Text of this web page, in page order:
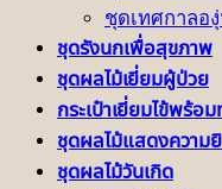
ชุดเทศกาลอ
ชุดรังนกเพื่อสุขภาพ
ชุดผลไม้เยี่ยมผู้ป่วย
กระเป๋าเยี่ยมไข้พร้อ
ชุดผลไม้แสดงความ
ชุดผลไม้วันเกิด